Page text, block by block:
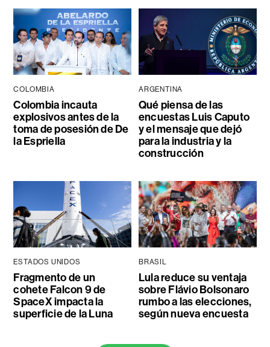
COLOMBIA
Colombia incauta
explosivos antes de la
toma de posesión de De
la Espriella
ARGENTINA
Qué piensa de las
encuestas Luis Caputo
y el mensaje que dejó
para la industria y la
construcción
ESTADOS UNIDOS
Fragmento de un
cohete Falcon 9 de
SpaceX impacta la
superficie de la Luna
BRASIL
Lula reduce su ventaja
sobre Flávio Bolsonaro
rumbo a las elecciones,
según nueva encuesta